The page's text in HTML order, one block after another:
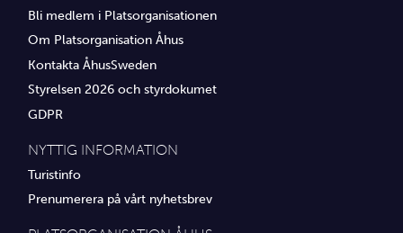
Bli medlem i Platsorganisationen
Om Platsorganisation Åhus
Kontakta ÅhusSweden
Styrelsen 2026 och styrdokumet
GDPR
NYTTIG INFORMATION
Turistinfo
Prenumerera på vårt nyhetsbrev